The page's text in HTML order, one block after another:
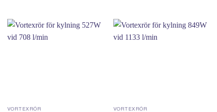
VORTEXRÖR VORTEXRÖR